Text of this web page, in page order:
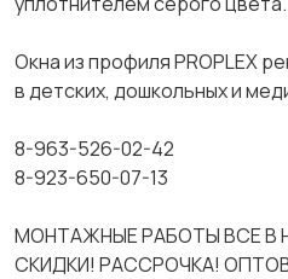
Окна из профиля PROPLEX
в детских, дошкольных и
8-963-526-02-42
8-923-650-07-13
МОНТАЖНЫЕ РАБОТЫ ВСЕ В
СКИДКИ! РАССРОЧКА!